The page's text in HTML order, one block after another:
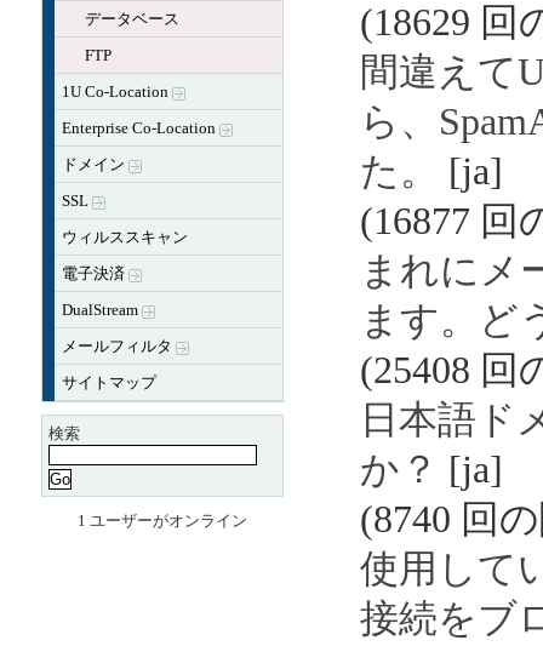
データベース
FTP
1U Co-Location
Enterprise Co-Location
ドメイン
SSL
ウィルススキャン
電子決済
DualStream
メールフィルタ
サイトマップ
検索
1 ユーザーがオンライン
(18629 回
間違えて
ら、
た。
[ja]
(16877 回
まれにメ
ます。ど
(25408 回
日本語ド
か？ [ja]
(8740 回
使用して
接続をブ